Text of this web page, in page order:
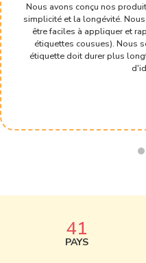
Nous avons conçu nos
simplicité et la longévité.
être faciles à appliquer et
étiquettes cousues). Nous
étiquette doit durer plus
49
PAYS